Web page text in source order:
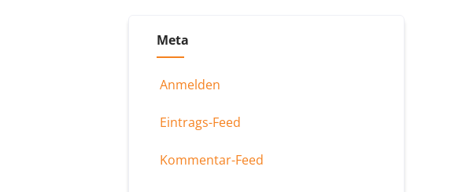
Meta
Anmelden
Eintrags-Feed
Kommentar-Feed